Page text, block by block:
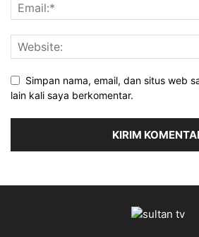
Simpan nama, email, dan situs web
lain kali saya berkomentar.